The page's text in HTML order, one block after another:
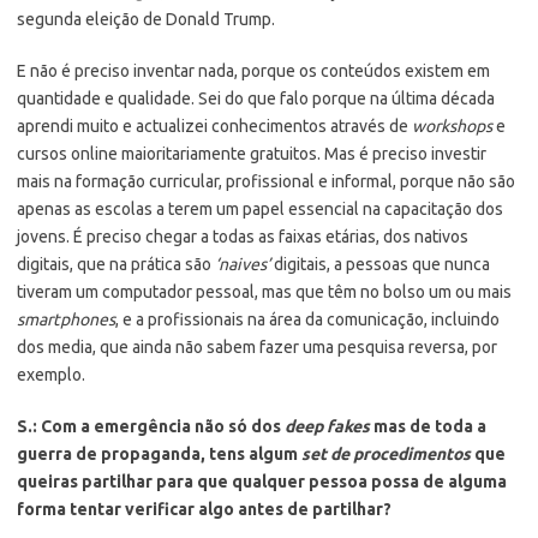
segunda eleição de Donald Trump.
E não é preciso inventar nada, porque os conteúdos existem em
quantidade e qualidade. Sei do que falo porque na última década
aprendi muito e actualizei conhecimentos através de workshopse
cursos online maioritariamente gratuitos. Mas é preciso investir
mais na formação curricular, profissional e informal, porque não são
apenas as escolas a terem um papel essencial na capacitação dos
jovens. É preciso chegar a todas as faixas etárias, dos nativos
digitais, que na prática são ‘naives’digitais, a pessoas que nunca
tiveram um computador pessoal, mas que têm no bolso um ou mais
smartphones, e a profissionais na área da comunicação, incluindo
dos media, que ainda não sabem fazer uma pesquisa reversa, por
exemplo.
S.: Com a emergência não só dos deep fakesmas de toda a
guerra de propaganda, tens algum set de procedimentosque
queiras partilhar para que qualquer pessoa possa de alguma
forma tentar verificar algo antes de partilhar?